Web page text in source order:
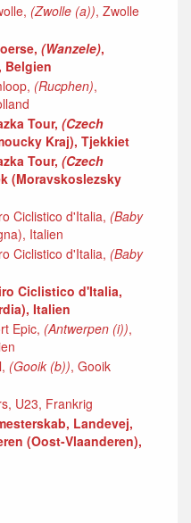
(Zwolle (a)), Zwolle
(Wanzele),
Belgien
(Rucphen),
Tour, (Czech
Kraj), Tjekkiet
Tour, (Czech
(Moravskoslezsky
Ciclistico d'Italia, (Baby
Italien
Ciclistico d'Italia, (Baby
Ciclistico d'Italia,
Italien
Epic, (Antwerpen (i)),
(Gooik (b)), Gooik
U23, Frankrig
Landevej,
(Oost-Vlaanderen),